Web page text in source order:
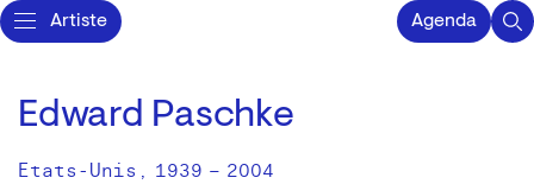
Artiste Agenda
Edward Paschke
Etats-Unis , 1939 – 2004